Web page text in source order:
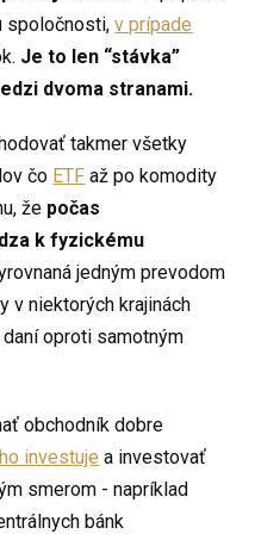
spoločnosti,v prípade
Je to len “stávka”
dvoma stranami.
takmer všetky
čo ETF až po komodity
že počas
k fyzickému
jedným prevodom
v niektorých krajinách
oproti samotným
obchodník dobre
investuje a investovať
smerom - napríklad
bánk